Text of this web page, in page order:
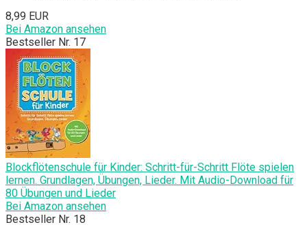
8,99 EUR
Bei Amazon ansehen
Bestseller Nr. 17
Blockflötenschule für Kinder: Schritt-für-Schritt Flöte spielen
lernen. Grundlagen, Übungen, Lieder. Mit Audio-Download für
80 Übungen und Lieder
Bei Amazon ansehen
Bestseller Nr. 18